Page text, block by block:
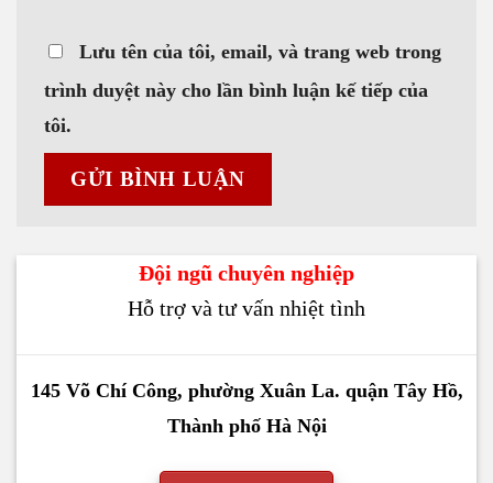
Lưu tên của tôi, email, và trang web trong
trình duyệt này cho lần bình luận kế tiếp của
tôi.
Đội ngũ chuyên nghiệp
Hỗ trợ và tư vấn nhiệt tình
145 Võ Chí Công, phường Xuân La. quận Tây Hồ,
Thành phố Hà Nội